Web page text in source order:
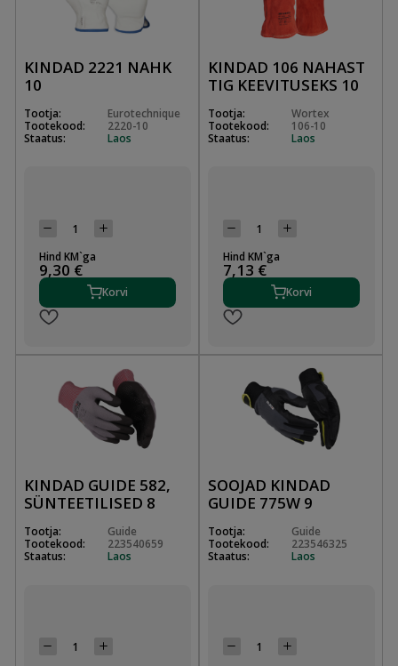
KINDAD 2221 NAHK
10
Tootja:
Eurotechnique
Tootekood:
2220-10
Staatus:
Laos
Hind KM`ga
9,30 €
Korvi
KINDAD 106 NAHAST
TIG KEEVITUSEKS 10
Tootja:
Wortex
Tootekood:
106-10
Staatus:
Laos
Hind KM`ga
7,13 €
Korvi
KINDAD GUIDE 582,
SÜNTEETILISED 8
Tootja:
Guide
Tootekood:
223540659
Staatus:
Laos
SOOJAD KINDAD
GUIDE 775W 9
Tootja:
Guide
Tootekood:
223546325
Staatus:
Laos